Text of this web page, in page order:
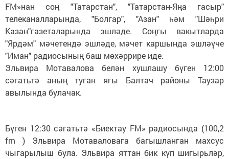
FM»нан соң "Татарстан", "Татарстан-Яңа гасыр"
телеканалларында, "Болгар", "Азан" һәм "Шәһри
Казан"газеталарында эшләде. Соңгы вакытларда
"Ярдәм" мәчетендә эшләде, мәчет каршында эшләүче
"Иман" радиосының баш мөхәррире иде.
Эльвира Мотавалова белән хушлашу бүген 12:00
сәгатьтә аның туган ягы Балтач районы Таузар
авылында булачак.
Бүген 12:30 сәгатьтә «Биектау FM» радиосында (100,2
fm ) Эльвира Мотаваловага багышланган махсус
чыгарылыш була. Эльвира яттан бик күп шигырьләр,